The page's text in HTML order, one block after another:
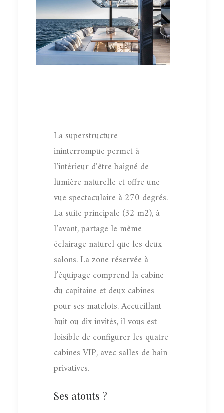
La superstructure
ininterrompue permet à
l’intérieur d’être baigné de
lumière naturelle et offre une
vue spectaculaire à 270 degrés.
La suite principale (32 m2), à
l’avant, partage le même
éclairage naturel que les deux
salons. La zone réservée à
l’équipage comprend la cabine
du capitaine et deux cabines
pour ses matelots. Accueillant
huit ou dix invités, il vous est
loisible de configurer les quatre
cabines VIP, avec salles de bain
privatives.
Ses atouts ?